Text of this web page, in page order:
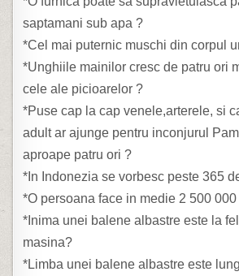
saptamani sub apa ?
*Cel mai puternic muschi din corpul
*Unghiile mainilor cresc de patru ori
cele ale picioarelor ?
*Puse cap la cap venele,arterele, si
adult ar ajunge pentru inconjurul
aproape patru ori ?
*In Indonezia se vorbesc peste 365
*O persoana face in medie 2 500
*Inima unei balene albastre este la
masina?
*Limba unei balene albastre este